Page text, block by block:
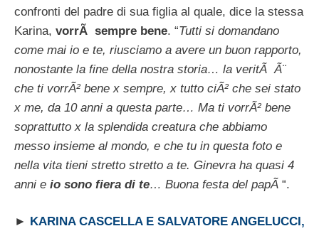
confronti del padre di sua figlia al quale, dice la stessa
Karina, vorrÃ sempre bene. “Tutti si domandano
come mai io e te, riusciamo a avere un buon rapporto,
nonostante la fine della nostra storia… la veritÃ Ã¨
che ti vorrÃ² bene x sempre, x tutto ciÃ² che sei stato
x me, da 10 anni a questa parte… Ma ti vorrÃ² bene
soprattutto x la splendida creatura che abbiamo
messo insieme al mondo, e che tu in questa foto e
nella vita tieni stretto stretto a te. Ginevra ha quasi 4
anni e io sono fiera di te… Buona festa del papÃ “.
► KARINA CASCELLA E SALVATORE ANGELUCCI,